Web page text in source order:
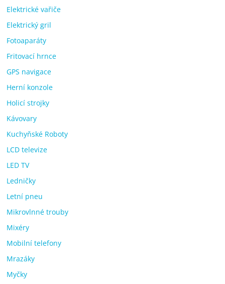
Elektrické vařiče
Elektrický gril
Fotoaparáty
Fritovací hrnce
GPS navigace
Herní konzole
Holicí strojky
Kávovary
Kuchyňské Roboty
LCD televize
LED TV
Ledničky
Letní pneu
Mikrovlnné trouby
Mixéry
Mobilní telefony
Mrazáky
Myčky